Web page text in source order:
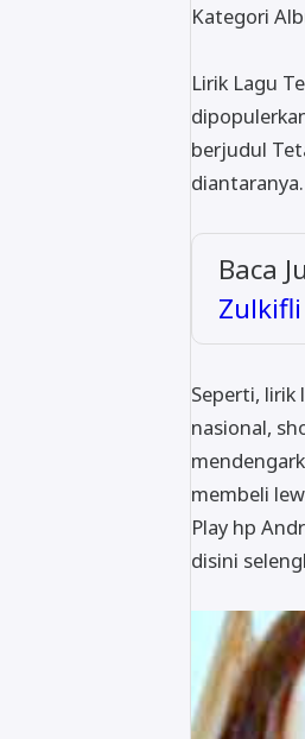
Kategori
Lirik Lagu
berjudul
diantaranya.
Baca
Zulkifli
Seperti, lirik
nasional,
membeli
Play hp
disini